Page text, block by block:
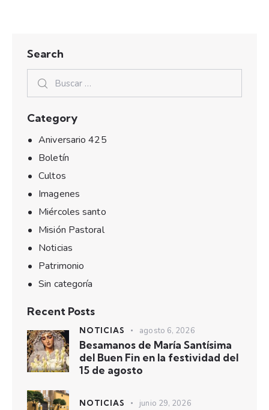
Search
Category
Aniversario 425
Boletín
Cultos
Imagenes
Miércoles santo
Misión Pastoral
Noticias
Patrimonio
Sin categoría
Recent Posts
NOTICIAS agosto 6, 2026
Besamanos de María Santísima
del Buen Fin en la festividad del
15 de agosto
NOTICIAS junio 29, 2026